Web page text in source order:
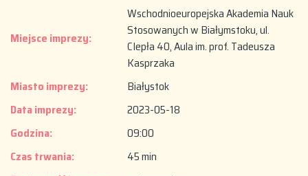
Miejsce imprezy:
Wschodnioeuropejska Akademia Nauk
Stosowanych w Białymstoku, ul.
CIepła 40, Aula im. prof. Tadeusza
Kasprzaka
Miasto imprezy:
Białystok
Data imprezy:
2023-05-18
Godzina:
09:00
Czas trwania:
45 min